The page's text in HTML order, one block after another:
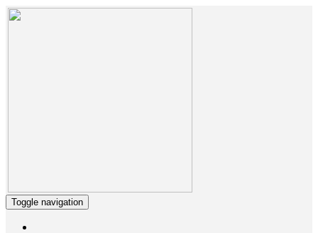
Toggle navigation